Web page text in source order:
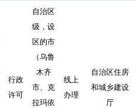
行政
许可
自治区
级，设
区的市
（乌鲁
木齐
市、克
拉玛依
线上
办理
自治区住房
和城乡建设
厅